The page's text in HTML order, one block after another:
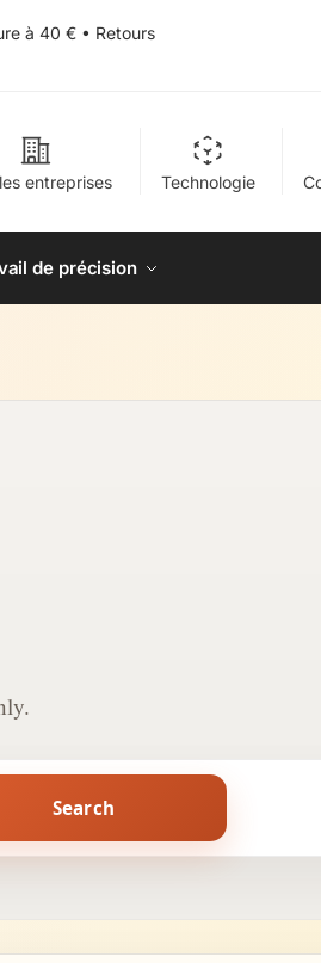
à 40 € • Retours
entreprises Technologie
de précision
Search